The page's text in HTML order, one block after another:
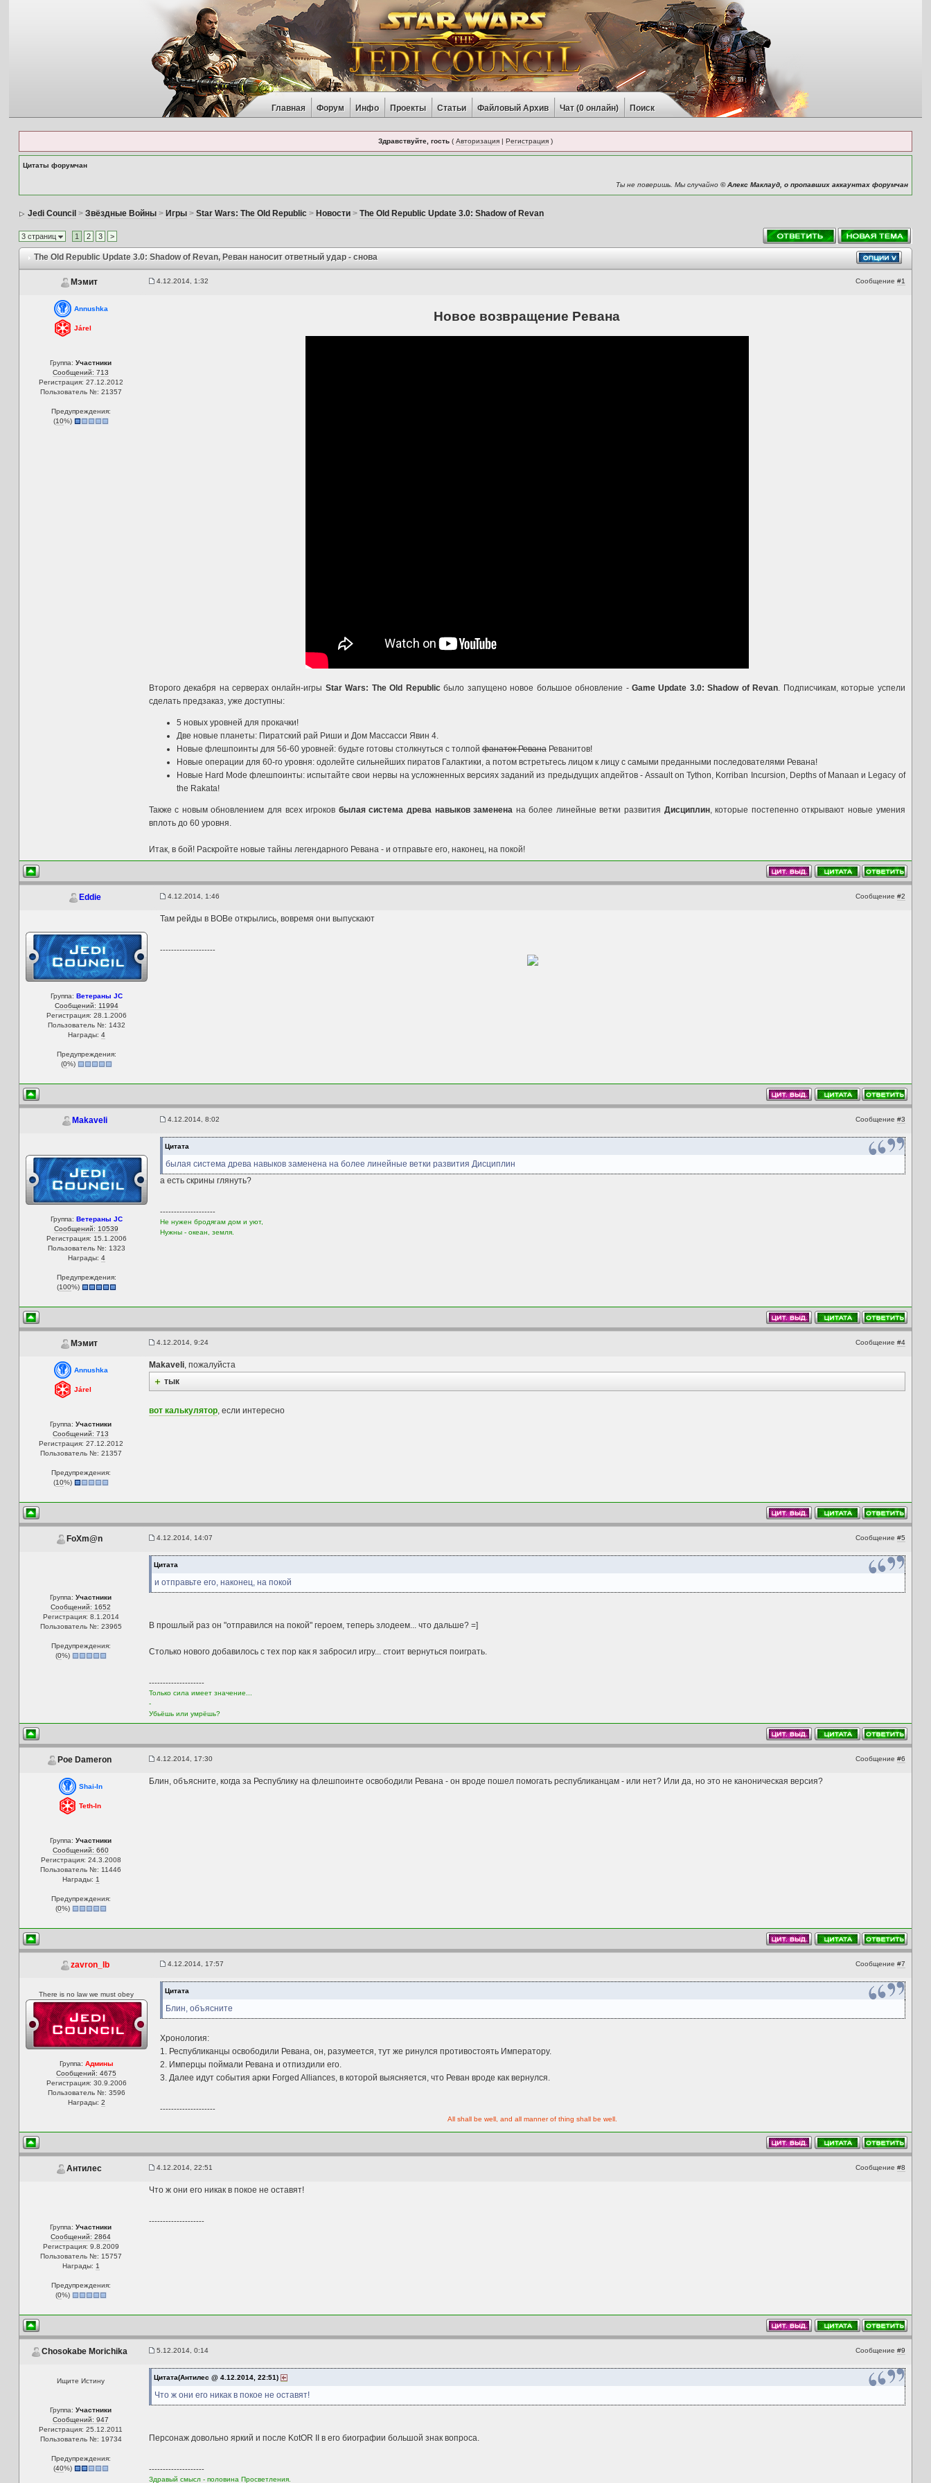
Главная Форум Инфо Проекты Статьи Файловый Архив Чат (0 онлайн) Поиск
Здравствуйте, гость( Авторизация| Регистрация)
Цитаты форумчан
Ты не поверишь. Мы случайно© Алекс Маклауд, о пропавших аккаунтах форумчан
Jedi Council > Звёздные Войны> Игры> Star Wars: The Old Republic> Новости> The Old Republic Update 3.0: Shadow of Revan
3 страниц 1 2 3 >
The Old Republic Update 3.0: Shadow of Revan, Реван наносит ответный удар - снова
Мэмит 4.12.2014, 1:32 Сообщение #1
Annushka
Járel
Группа:Участники
Сообщений: 713
Регистрация: 27.12.2012
Пользователь №: 21357
Предупреждения:
(10%)
Новое возвращение Ревана
Второго декабря на серверах онлайн-игры Star Wars: The Old Republicбыло запущено новое большое обновление - Game Update 3.0: Shadow of Revan. Подписчикам, которые успели
сделать предзаказ, уже доступны:
5 новых уровней для прокачки!
Две новые планеты: Пиратский рай Риши и Дом Массасси Явин 4.
Новые флешпоинты для 56-60 уровней: будьте готовы столкнуться с толпойфанаток РеванаРеванитов!
Новые операции для 60-го уровня: одолейте сильнейших пиратов Галактики, а потом встретьтесь лицом к лицу с самыми преданными последователями Ревана!
Новые Hard Mode флешпоинты: испытайте свои нервы на усложненных версиях заданий из предыдущих апдейтов - Assault on Tython, Korriban Incursion, Depths of Manaan и Legacy of
the Rakata!
Также с новым обновлением для всех игроков былая система древа навыков заменена на более линейные ветки развития Дисциплин, которые постепенно открывают новые умения
вплоть до 60 уровня.
Итак, в бой! Раскройте новые тайны легендарного Ревана - и отправьте его, наконец, на покой!
Eddie 4.12.2014, 1:46 Сообщение #2
Группа: Ветераны JC
Сообщений: 11994
Регистрация: 28.1.2006
Пользователь №: 1432
Награды: 4
Предупреждения:
(0%)
Там рейды в ВОВе открылись, вовремя они выпускают
--------------------
Makaveli 4.12.2014, 8:02 Сообщение #3
Группа: Ветераны JC
Сообщений: 10539
Регистрация: 15.1.2006
Пользователь №: 1323
Награды: 4
Предупреждения:
(100%)
Цитата
былая система древа навыков заменена на более линейные ветки развития Дисциплин
а есть скрины глянуть?
--------------------
Не нужен бродягам дом и уют,
Нужны - океан, земля.
Мэмит 4.12.2014, 9:24 Сообщение #4
Annushka
Járel
Группа:Участники
Сообщений: 713
Регистрация: 27.12.2012
Пользователь №: 21357
Предупреждения:
(10%)
Makaveli, пожалуйста
тык
вот калькулятор, если интересно
FoXm@n 4.12.2014, 14:07 Сообщение #5
Группа:Участники
Сообщений: 1652
Регистрация: 8.1.2014
Пользователь №: 23965
Предупреждения:
(0%)
Цитата
и отправьте его, наконец, на покой
В прошлый раз он "отправился на покой" героем, теперь злодеем... что дальше? =]
Столько нового добавилось с тех пор как я забросил игру... стоит вернуться поиграть.
--------------------
Только сила имеет значение...
-
Убьёшь или умрёшь?
Poe Dameron 4.12.2014, 17:30 Сообщение #6
Shai-In
Teth-In
Группа:Участники
Сообщений: 660
Регистрация: 24.3.2008
Пользователь №: 11446
Награды: 1
Предупреждения:
(0%)
Блин, объясните, когда за Республику на флешпоинте освободили Ревана - он вроде пошел помогать республиканцам - или нет? Или да, но это не каноническая версия?
zavron_lb 4.12.2014, 17:57 Сообщение #7
There is no law we must obey
Группа: Админы
Сообщений: 4675
Регистрация: 30.9.2006
Пользователь №: 3596
Награды: 2
Цитата
Блин, объясните
Хронология:
1. Республиканцы освободили Ревана, он, разумеется, тут же ринулся противостоять Императору.
2. Имперцы поймали Ревана и отпиздили его.
3. Далее идут события арки Forged Alliances, в которой выясняется, что Реван вроде как вернулся.
--------------------
All shall be well, and all manner of thing shall be well.
Антилес 4.12.2014, 22:51 Сообщение #8
Группа:Участники
Сообщений: 2864
Регистрация: 9.8.2009
Пользователь №: 15757
Награды: 1
Предупреждения:
(0%)
Что ж они его никак в покое не оставят!
--------------------
Chosokabe Morichika 5.12.2014, 0:14 Сообщение #9
Ищите Истину
Группа:Участники
Сообщений: 947
Регистрация: 25.12.2011
Пользователь №: 19734
Предупреждения:
(40%)
Цитата(Антилес @ 4.12.2014, 22:51)
Что ж они его никак в покое не оставят!
Персонаж довольно яркий и после KotOR II в его биографии большой знак вопроса.
--------------------
Здравый смысл - половина Просветления.